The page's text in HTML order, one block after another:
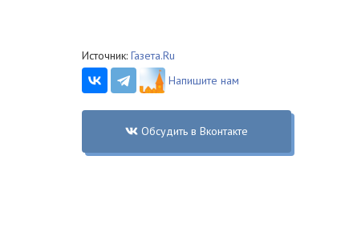
Источник: Газета.Ru
Напишите нам
Обсудить в Вконтакте